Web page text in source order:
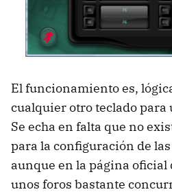
El funcionamiento es,
cualquier otro teclado para
Se echa en falta que no
para la configuración de
aunque en la página oficial
unos foros bastante